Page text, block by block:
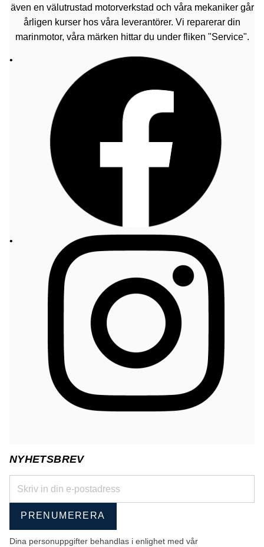
även en välutrustad motorverkstad och våra mekaniker går
årligen kurser hos våra leverantörer. Vi reparerar din
marinmotor, våra märken hittar du under fliken "Service".
NYHETSBREV
PRENUMERERA
Dina personuppgifter behandlas i enlighet med vår